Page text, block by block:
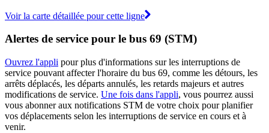
Voir la carte détaillée pour cette ligne
Alertes de service pour le bus 69 (STM)
Ouvrez l'appli pour plus d'informations sur les interruptions de
service pouvant affecter l'horaire du bus 69, comme les détours, les
arrêts déplacés, les départs annulés, les retards majeurs et autres
modifications de service. Une fois dans l'appli, vous pourrez aussi
vous abonner aux notifications STM de votre choix pour planifier
vos déplacements selon les interruptions de service en cours et à
venir.